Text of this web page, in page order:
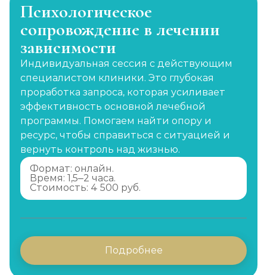
Психологическое
сопровождение в лечении
зависимости
Индивидуальная сессия с действующим
специалистом клиники. Это глубокая
проработка запроса, которая усиливает
эффективность основной лечебной
программы. Помогаем найти опору и
ресурс, чтобы справиться с ситуацией и
вернуть контроль над жизнью.
Формат: онлайн.
Время: 1,5–2 часа.
Стоимость: 4 500 руб.
Подробнее